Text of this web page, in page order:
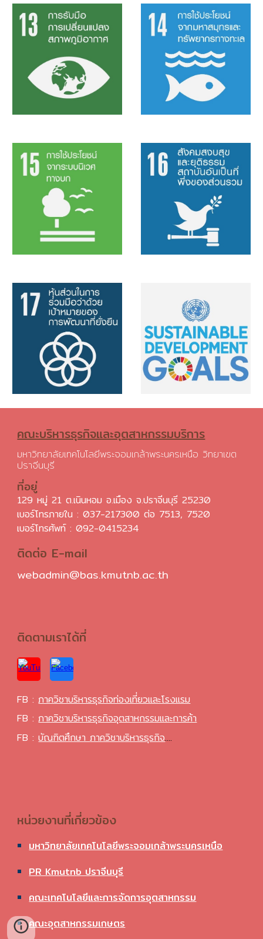
คณะบริหารธุรกิจและอุตสาหกรรมบริการ
มหาวิทยาลัยเทคโนโลยีพระจอมเกล้าพระนครเหนือ วิทยาเขต
ปราจีนบุรี
ที่อยู่
129 หมู่ 21 ต.เนินหอม อ.เมือง จ.ปราจีนบุรี 25230
เบอร์โทรภายใน : 037-217300 ต่อ 7513, 7520
เบอร์โทรศัพท์ :092-0415234
ติดต่อ E-mail
webadmin@bas.kmutnb.ac.th
ติดตามเราได้ที่
FB :ภาควิชาบริหารธุรกิจท่องเที่ยวและโรงแรม
FB :ภาควิชาบริหารธุรกิจอุตสาหกรรมและการค้า
FB :บัณฑิตศึกษาภาควิชาบริหารธุรกิจ....
หน่วยงานที่เกี่ยวข้อง
มหาวิทยาลัยเทคโนโลยีพระจอมเกล้าพระนครเหนือ
PR Kmutnb ปราจีนบุรี
คณะเทคโนโลยีและการจัดการอุตสาหกรรม
คณะอุตสาหกรรมเกษตร